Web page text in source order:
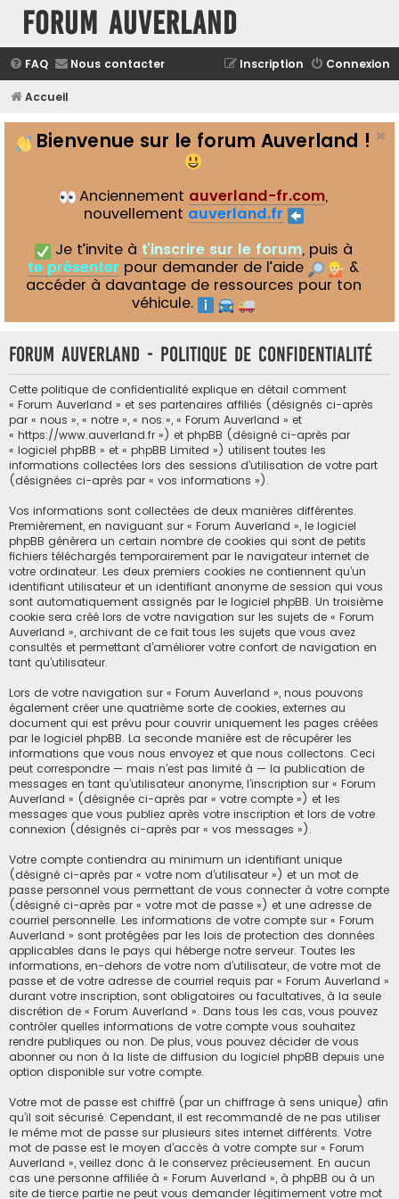
Forum Auverland
FAQ Nous contacter Connexion
Inscription
Accueil
Bienvenue sur le forum Auverland !
Anciennement auverland-fr.com,
nouvellement auverland.fr
Je t’invite à t’inscrire sur le forum, puis à
te présenter pour demander de l’aide
&
accéder à davantage de ressources pour ton
véhicule.
Forum Auverland - Politique de confidentialité
Cette politique de confidentialité explique en détail comment
« Forum Auverland » et ses partenaires affiliés (désignés ci-après
par « nous », « notre », « nos », « Forum Auverland » et
« https://www.auverland.fr ») et phpBB (désigné ci-après par
« logiciel phpBB » et « phpBB Limited ») utilisent toutes les
informations collectées lors des sessions d’utilisation de votre part
(désignées ci-après par « vos informations »).
Vos informations sont collectées de deux manières différentes.
Premièrement, en naviguant sur « Forum Auverland », le logiciel
phpBB génèrera un certain nombre de cookies qui sont de petits
fichiers téléchargés temporairement par le navigateur internet de
votre ordinateur. Les deux premiers cookies ne contiennent qu’un
identifiant utilisateur et un identifiant anonyme de session qui vous
sont automatiquement assignés par le logiciel phpBB. Un troisième
cookie sera créé lors de votre navigation sur les sujets de « Forum
Auverland », archivant de ce fait tous les sujets que vous avez
consultés et permettant d’améliorer votre confort de navigation en
tant qu’utilisateur.
Lors de votre navigation sur « Forum Auverland », nous pouvons
également créer une quatrième sorte de cookies, externes au
document qui est prévu pour couvrir uniquement les pages créées
par le logiciel phpBB. La seconde manière est de récupérer les
informations que vous nous envoyez et que nous collectons. Ceci
peut correspondre — mais n’est pas limité à — la publication de
messages en tant qu’utilisateur anonyme, l’inscription sur « Forum
Auverland » (désignée ci-après par « votre compte ») et les
messages que vous publiez après votre inscription et lors de votre
connexion (désignés ci-après par « vos messages »).
Votre compte contiendra au minimum un identifiant unique
(désigné ci-après par « votre nom d’utilisateur ») et un mot de
passe personnel vous permettant de vous connecter à votre compte
(désigné ci-après par « votre mot de passe ») et une adresse de
courriel personnelle. Les informations de votre compte sur « Forum
Auverland » sont protégées par les lois de protection des données
applicables dans le pays qui héberge notre serveur. Toutes les
informations, en-dehors de votre nom d’utilisateur, de votre mot de
passe et de votre adresse de courriel requis par « Forum Auverland »
durant votre inscription, sont obligatoires ou facultatives, à la seule
discrétion de « Forum Auverland ». Dans tous les cas, vous pouvez
contrôler quelles informations de votre compte vous souhaitez
rendre publiques ou non. De plus, vous pouvez décider de vous
abonner ou non à la liste de diffusion du logiciel phpBB depuis une
option disponible sur votre compte.
Votre mot de passe est chiffré (par un chiffrage à sens unique) afin
qu’il soit sécurisé. Cependant, il est recommandé de ne pas utiliser
le même mot de passe sur plusieurs sites internet différents. Votre
mot de passe est le moyen d’accès à votre compte sur « Forum
Auverland », veillez donc à le conservez précieusement. En aucun
cas une personne affiliée à « Forum Auverland », à phpBB ou à un
site de tierce partie ne peut vous demander légitimement votre mot